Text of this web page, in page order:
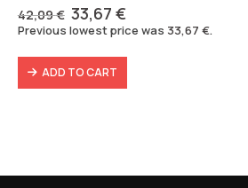
42,09€ Original
price
42,09 €.
33,67 €Current
price
33,67 €.
Previous lowest price was 33,67 €.
ADD TO CART